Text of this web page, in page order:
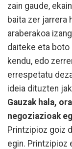
zain gaude,
baita zer jarrera
araberakoa
daiteke eta
kendu, edo
errespetatu
ideia dituzten
Gauzak hala,
negoziazioak
Printzipioz goiz
egin. Printzipioz